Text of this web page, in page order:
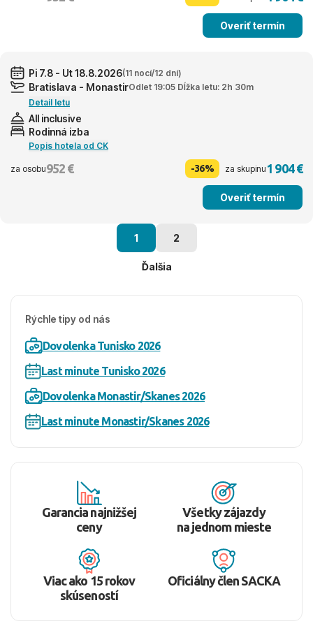
Overiť termín
Pi 7.8 - Ut 18.8.2026(11 nocí/12 dní)
Bratislava - MonastirOdlet 19:05 Dĺžka letu: 2h 30m
Detail letu
All inclusive
Rodinná izba
Popis hotela od CK
za osobu952 € -36% za skupinu1 904 €
Overiť termín
1 2
Ďalšia
Rýchle tipy od nás
Dovolenka Tunisko 2026
Last minute Tunisko 2026
Dovolenka Monastir/Skanes 2026
Last minute Monastir/Skanes 2026
Garancia najnižšej
ceny
Všetky zájazdy
na jednom mieste
Viac ako 15 rokov
skúseností
Oficiálny člen SACKA